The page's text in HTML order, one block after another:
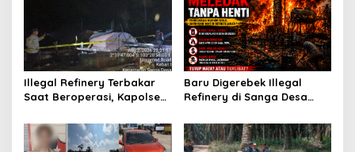
p
o
s
Illegal Refinery Terbakar
Saat Beroperasi, Kapolsek
Penindakan dan
Pencegahan Terus
Baru Digerebek Illegal
Refinery di Sanga Desa
Hukum Dipertanyakan